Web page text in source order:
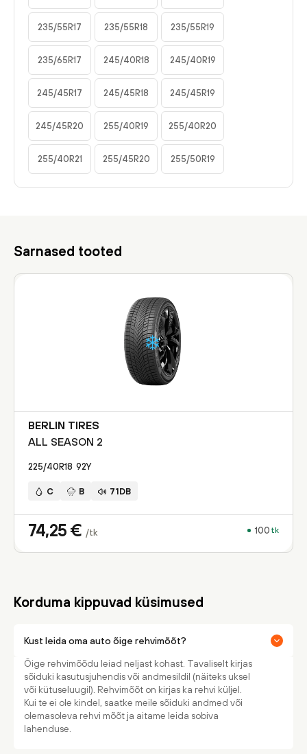
235/55R17 235/55R18 235/55R19
235/65R17 245/40R18 245/40R19
245/45R17 245/45R18 245/45R19
245/45R20 255/40R19 255/40R20
255/40R21 255/45R20 255/50R19
Sarnased tooted
BERLIN TIRES
ALL SEASON 2
225/40R18 92Y
C B 71DB
74,25 € /tk 100 tk
Korduma kippuvad küsimused
Kust leida oma auto õige rehvimõõt?
Õige rehvimõõdu leiad neljast kohast. Tavaliselt kirjas
sõiduki kasutusjuhendis või andmesildil (näiteks uksel
või kütuseluugil). Rehvimõõt on kirjas ka rehvi küljel.
Kui te ei ole kindel, saatke meile sõiduki andmed või
olemasoleva rehvi mõõt ja aitame leida sobiva
lahenduse.